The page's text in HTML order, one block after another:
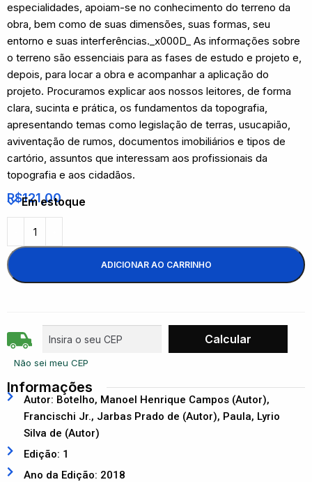
especialidades, apoiam-se no conhecimento do terreno da
obra, bem como de suas dimensões, suas formas, seu
entorno e suas interferências._x000D_ As informações sobre
o terreno são essenciais para as fases de estudo e projeto e,
depois, para locar a obra e acompanhar a aplicação do
projeto. Procuramos explicar aos nossos leitores, de forma
clara, sucinta e prática, os fundamentos da topografia,
apresentando temas como legislação de terras, usucapião,
aviventação de rumos, documentos imobiliários e tipos de
cartório, assuntos que interessam aos profissionais da
topografia e aos cidadãos.
R$121,00
Em estoque
ADICIONAR AO CARRINHO
Não sei meu CEP
Informações
Autor: Botelho, Manoel Henrique Campos (Autor),
Francischi Jr., Jarbas Prado de (Autor), Paula, Lyrio
Silva de (Autor)
Edição: 1
Ano da Edição: 2018